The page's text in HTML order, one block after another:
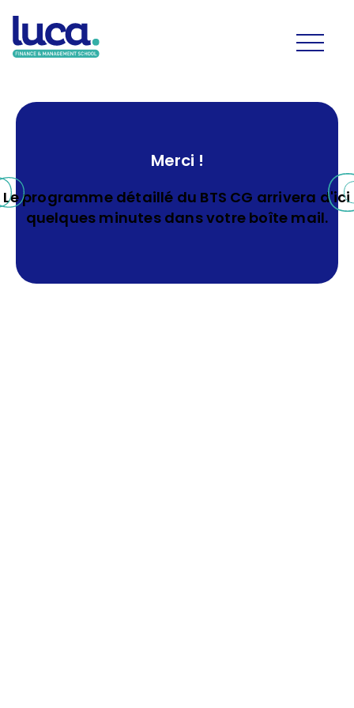
Merci !
Le programme détaillé du BTS CG arrivera d'ici
quelques minutes dans votre boîte mail.